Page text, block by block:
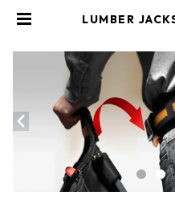
LUMBER
Y